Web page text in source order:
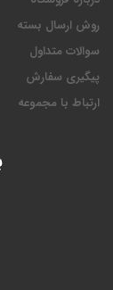
روش ارسال بسته
سوالات متداول
پیگیری سفارش
ارتباط با مجموعه